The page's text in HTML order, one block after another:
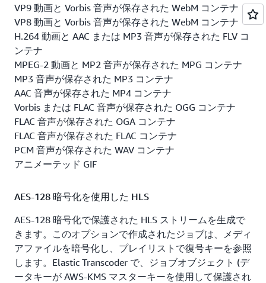
VP9 動画と Vorbis 音声が保存された WebM コンテナ
VP8 動画と Vorbis 音声が保存された WebM コンテナ
H.264 動画と AAC または MP3 音声が保存された FLV コ
ンテナ
MPEG-2 動画と MP2 音声が保存された MPG コンテナ
MP3 音声が保存された MP3 コンテナ
AAC 音声が保存された MP4 コンテナ
Vorbis または FLAC 音声が保存された OGG コンテナ
FLAC 音声が保存された OGA コンテナ
FLAC 音声が保存された FLAC コンテナ
PCM 音声が保存された WAV コンテナ
アニメーテッド GIF
AES-128 暗号化を使用した HLS
AES-128 暗号化で保護された HLS ストリームを生成で
きます。このオプションで作成されたジョブは、メディ
アファイルを暗号化し、プレイリストで復号キーを参照
します。Elastic Transcoder で、ジョブオブジェクト (デ
ータキーが AWS-KMS マスターキーを使用して保護され